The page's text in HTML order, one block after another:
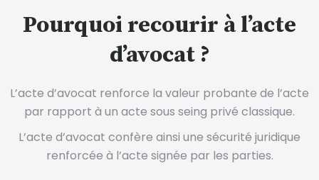
Pourquoi recourir à l’acte
d’avocat ?
L’acte d’avocat renforce la valeur probante de l’acte
par rapport à un acte sous seing privé classique.
L’acte d’avocat confère ainsi une sécurité juridique
renforcée à l’acte signée par les parties.